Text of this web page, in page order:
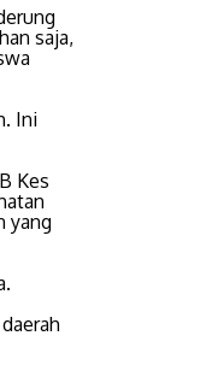
saja,
Ini
Kes
yang